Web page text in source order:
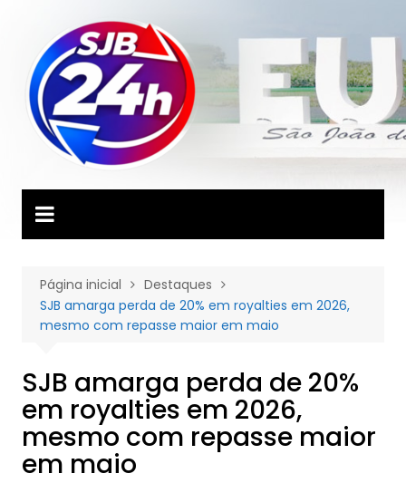
conteúdo
Página inicial
Destaques
SJB amarga perda de 20% em royalties em 2026,
mesmo com repasse maior em maio
SJB amarga perda de 20%
em royalties em 2026,
mesmo com repasse maior
em maio